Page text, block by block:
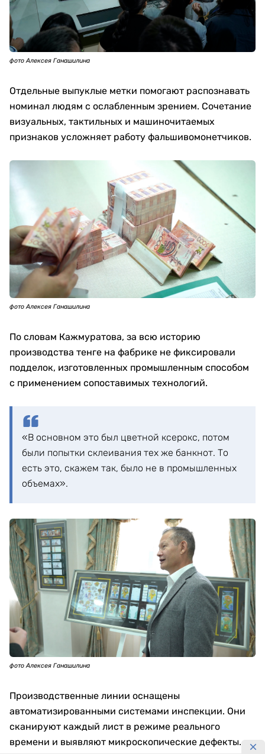
фото Алексея Ганашилина
Отдельные выпуклые метки помогают распознавать
номинал людям с ослабленным зрением. Сочетание
визуальных, тактильных и машиночитаемых
признаков усложняет работу фальшивомонетчиков.
фото Алексея Ганашилина
По словам Кажмуратова, за всю историю
производства тенге на фабрике не фиксировали
подделок, изготовленных промышленным способом
с применением сопоставимых технологий.
«В основном это был цветной ксерокс, потом
были попытки склеивания тех же банкнот. То
есть это, скажем так, было не в промышленных
объемах».
фото Алексея Ганашилина
Производственные линии оснащены
автоматизированными системами инспекции. Они
сканируют каждый лист в режиме реального
времени и выявляют микроскопические дефекты.